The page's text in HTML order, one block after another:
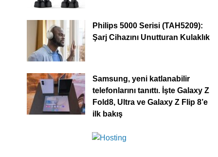
Philips 5000 Serisi (TAH5209):
Şarj Cihazını Unutturan Kulaklık
Samsung, yeni katlanabilir
telefonlarını tanıttı. İşte Galaxy Z
Fold8, Ultra ve Galaxy Z Flip 8’e
ilk bakış